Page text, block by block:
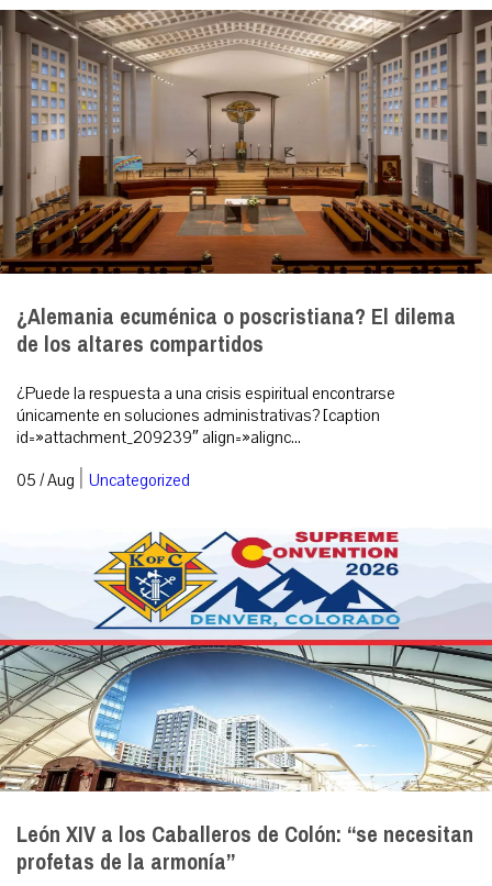
¿Alemania ecuménica o poscristiana? El dilema
de los altares compartidos
¿Puede la respuesta a una crisis espiritual encontrarse
únicamente en soluciones administrativas? [caption
id=»attachment_209239″ align=»alignc...
05 / Aug | Uncategorized
León XIV a los Caballeros de Colón: “se necesitan
profetas de la armonía”